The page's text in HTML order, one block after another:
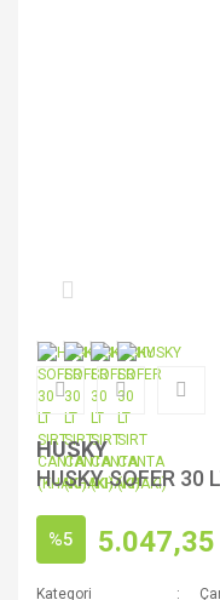
HUSKY
HUSKY SOFER 30
%5
Kategori